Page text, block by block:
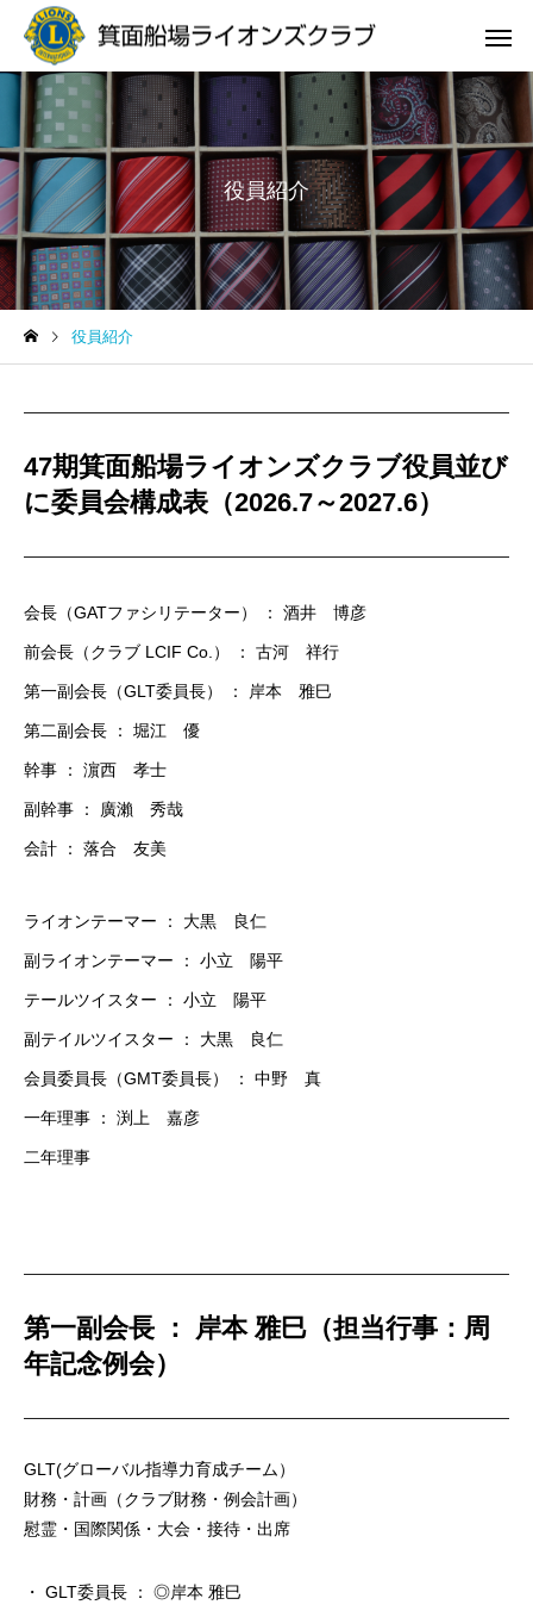
サービスサンプル4 サービスサ
news
「箕面市献血デイ」ご協力
news
地区ガバナー「アクテ
役員紹介
役員紹介
47期箕面船場ライオンズクラブ役員並び
に委員会構成表（2026.7～2027.6）
会長（GATファシリテーター） ： 酒井 博彦
前会長（クラブ LCIF Co.） ： 古河 祥行
第一副会長（GLT委員長） ： 岸本 雅巳
第二副会長 ： 堀江 優
幹事 ： 濵西 孝士
副幹事 ： 廣瀨 秀哉
会計 ： 落合 友美
ライオンテーマー ： 大黒 良仁
副ライオンテーマー ： 小立 陽平
テールツイスター ： 小立 陽平
副テイルツイスター ： 大黒 良仁
会員委員長（GMT委員長） ： 中野 真
一年理事 ： 渕上 嘉彦
二年理事
第一副会長 ： 岸本 雅巳（担当行事：周
年記念例会）
GLT(グローバル指導力育成チーム）
財務・計画（クラブ財務・例会計画）
慰霊・国際関係・大会・接待・出席
・ GLT委員長 ： ◎岸本 雅巳